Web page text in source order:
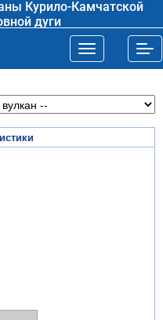
Курило-Камчатской
дуги
Toggle